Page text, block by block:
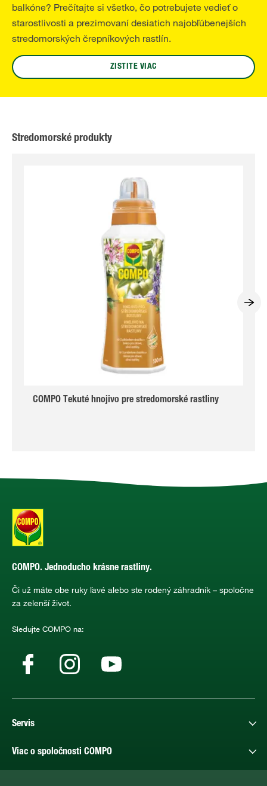
balkóne? Prečítajte si všetko, čo potrebujete vedieť o
starostlivosti a prezimovaní desiatich najobľúbenejších
stredomorských črepníkových rastlín.
ZISTITE VIAC
Stredomorské produkty
COMPO Tekuté hnojivo pre stredomorské rastliny
COMPO. Jednoducho krásne rastliny.
Či už máte obe ruky ľavé alebo ste rodený záhradník – spoločne
za zelenší život.
Sledujte COMPO na:
Servis
Viac o spoločnosti COMPO